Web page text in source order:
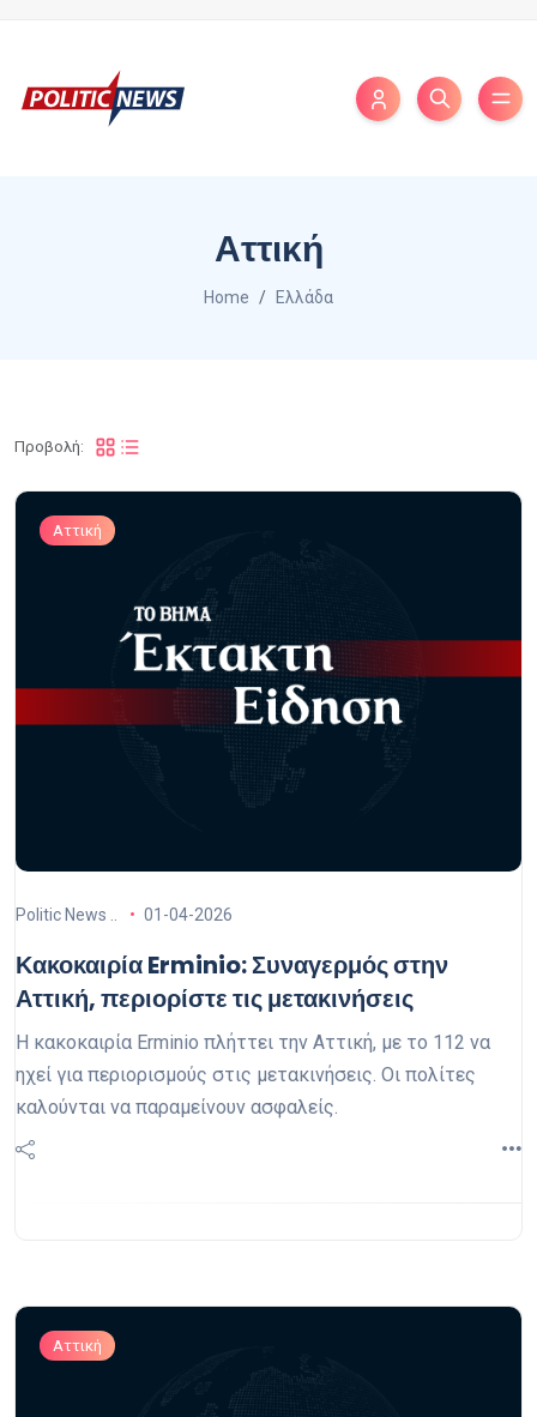
Αττική
Home Ελλάδα
Προβολή:
Αττική
Politic News .. 01-04-2026
Κακοκαιρία Erminio: Συναγερμός στην
Αττική, περιορίστε τις μετακινήσεις
Η κακοκαιρία Erminio πλήττει την Αττική, με το 112 να
ηχεί για περιορισμούς στις μετακινήσεις. Οι πολίτες
καλούνται να παραμείνουν ασφαλείς.
Αττική